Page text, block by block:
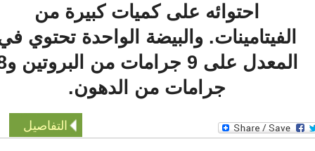
احتوائه على كميات كبيرة من
الفيتامينات. والبيضة الواحدة تحتوي في
المعدل على 9 جرامات من البروتين و8
جرامات من الدهون.
التفاصيل